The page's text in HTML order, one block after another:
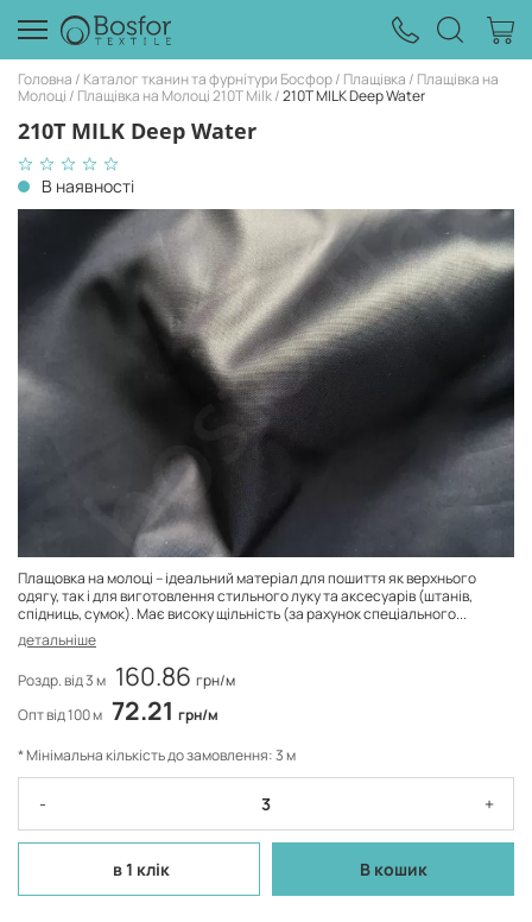
Головна Каталог тканин та фурнітури Босфор Плащівка
Плащівка на
Молоці
Плащівка на Молоці 210T Milk 210T MILK Deep Water
210T MILK Deep Water
В наявності
Плащовка на молоці – ідеальний матеріал для пошиття як верхнього
одягу, так і для виготовлення стильного луку та аксесуарів (штанів,
спідниць, сумок). Має високу щільність (за рахунок спеціального...
детальніше
Роздр. від 3 м 160.86 грн/м
Опт від 100 м 72.21 грн/м
* Мінімальна кількість до замовлення: 3 м
- +
в 1 клік В кошик